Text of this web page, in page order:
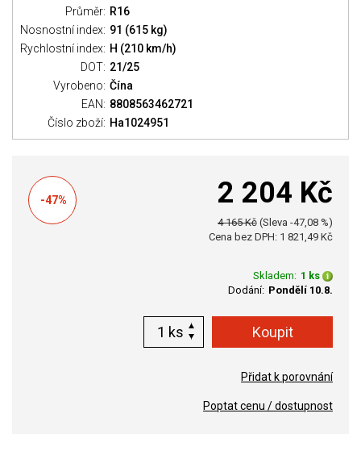
Průměr: R16
Nosnostní index: 91 (615 kg)
Rychlostní index: H (210 km/h)
DOT: 21/25
Vyrobeno: Čína
EAN: 8808563462721
Číslo zboží: Ha1024951
-47% 2 204 Kč
4 165 Kč (Sleva -47,08 %)
Cena bez DPH: 1 821,49 Kč
Skladem: 1 ks
Dodání: Pondělí 10.8.
ks
Přidat k porovnání
Poptat cenu / dostupnost